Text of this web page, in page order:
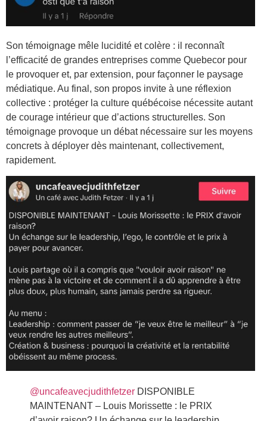
Son témoignage mêle lucidité et colère : il reconnaît
l’efficacité de grandes entreprises comme Quebecor pour
le provoquer et, par extension, pour façonner le paysage
médiatique. Au final, son propos invite à une réflexion
collective : protéger la culture québécoise nécessite autant
de courage intérieur que d’actions structurelles. Son
témoignage provoque un débat nécessaire sur les moyens
concrets à déployer dès maintenant, collectivement,
rapidement.
@uncafeavecjudithfetzer DISPONIBLE
MAINTENANT – Louis Morissette : le PRIX